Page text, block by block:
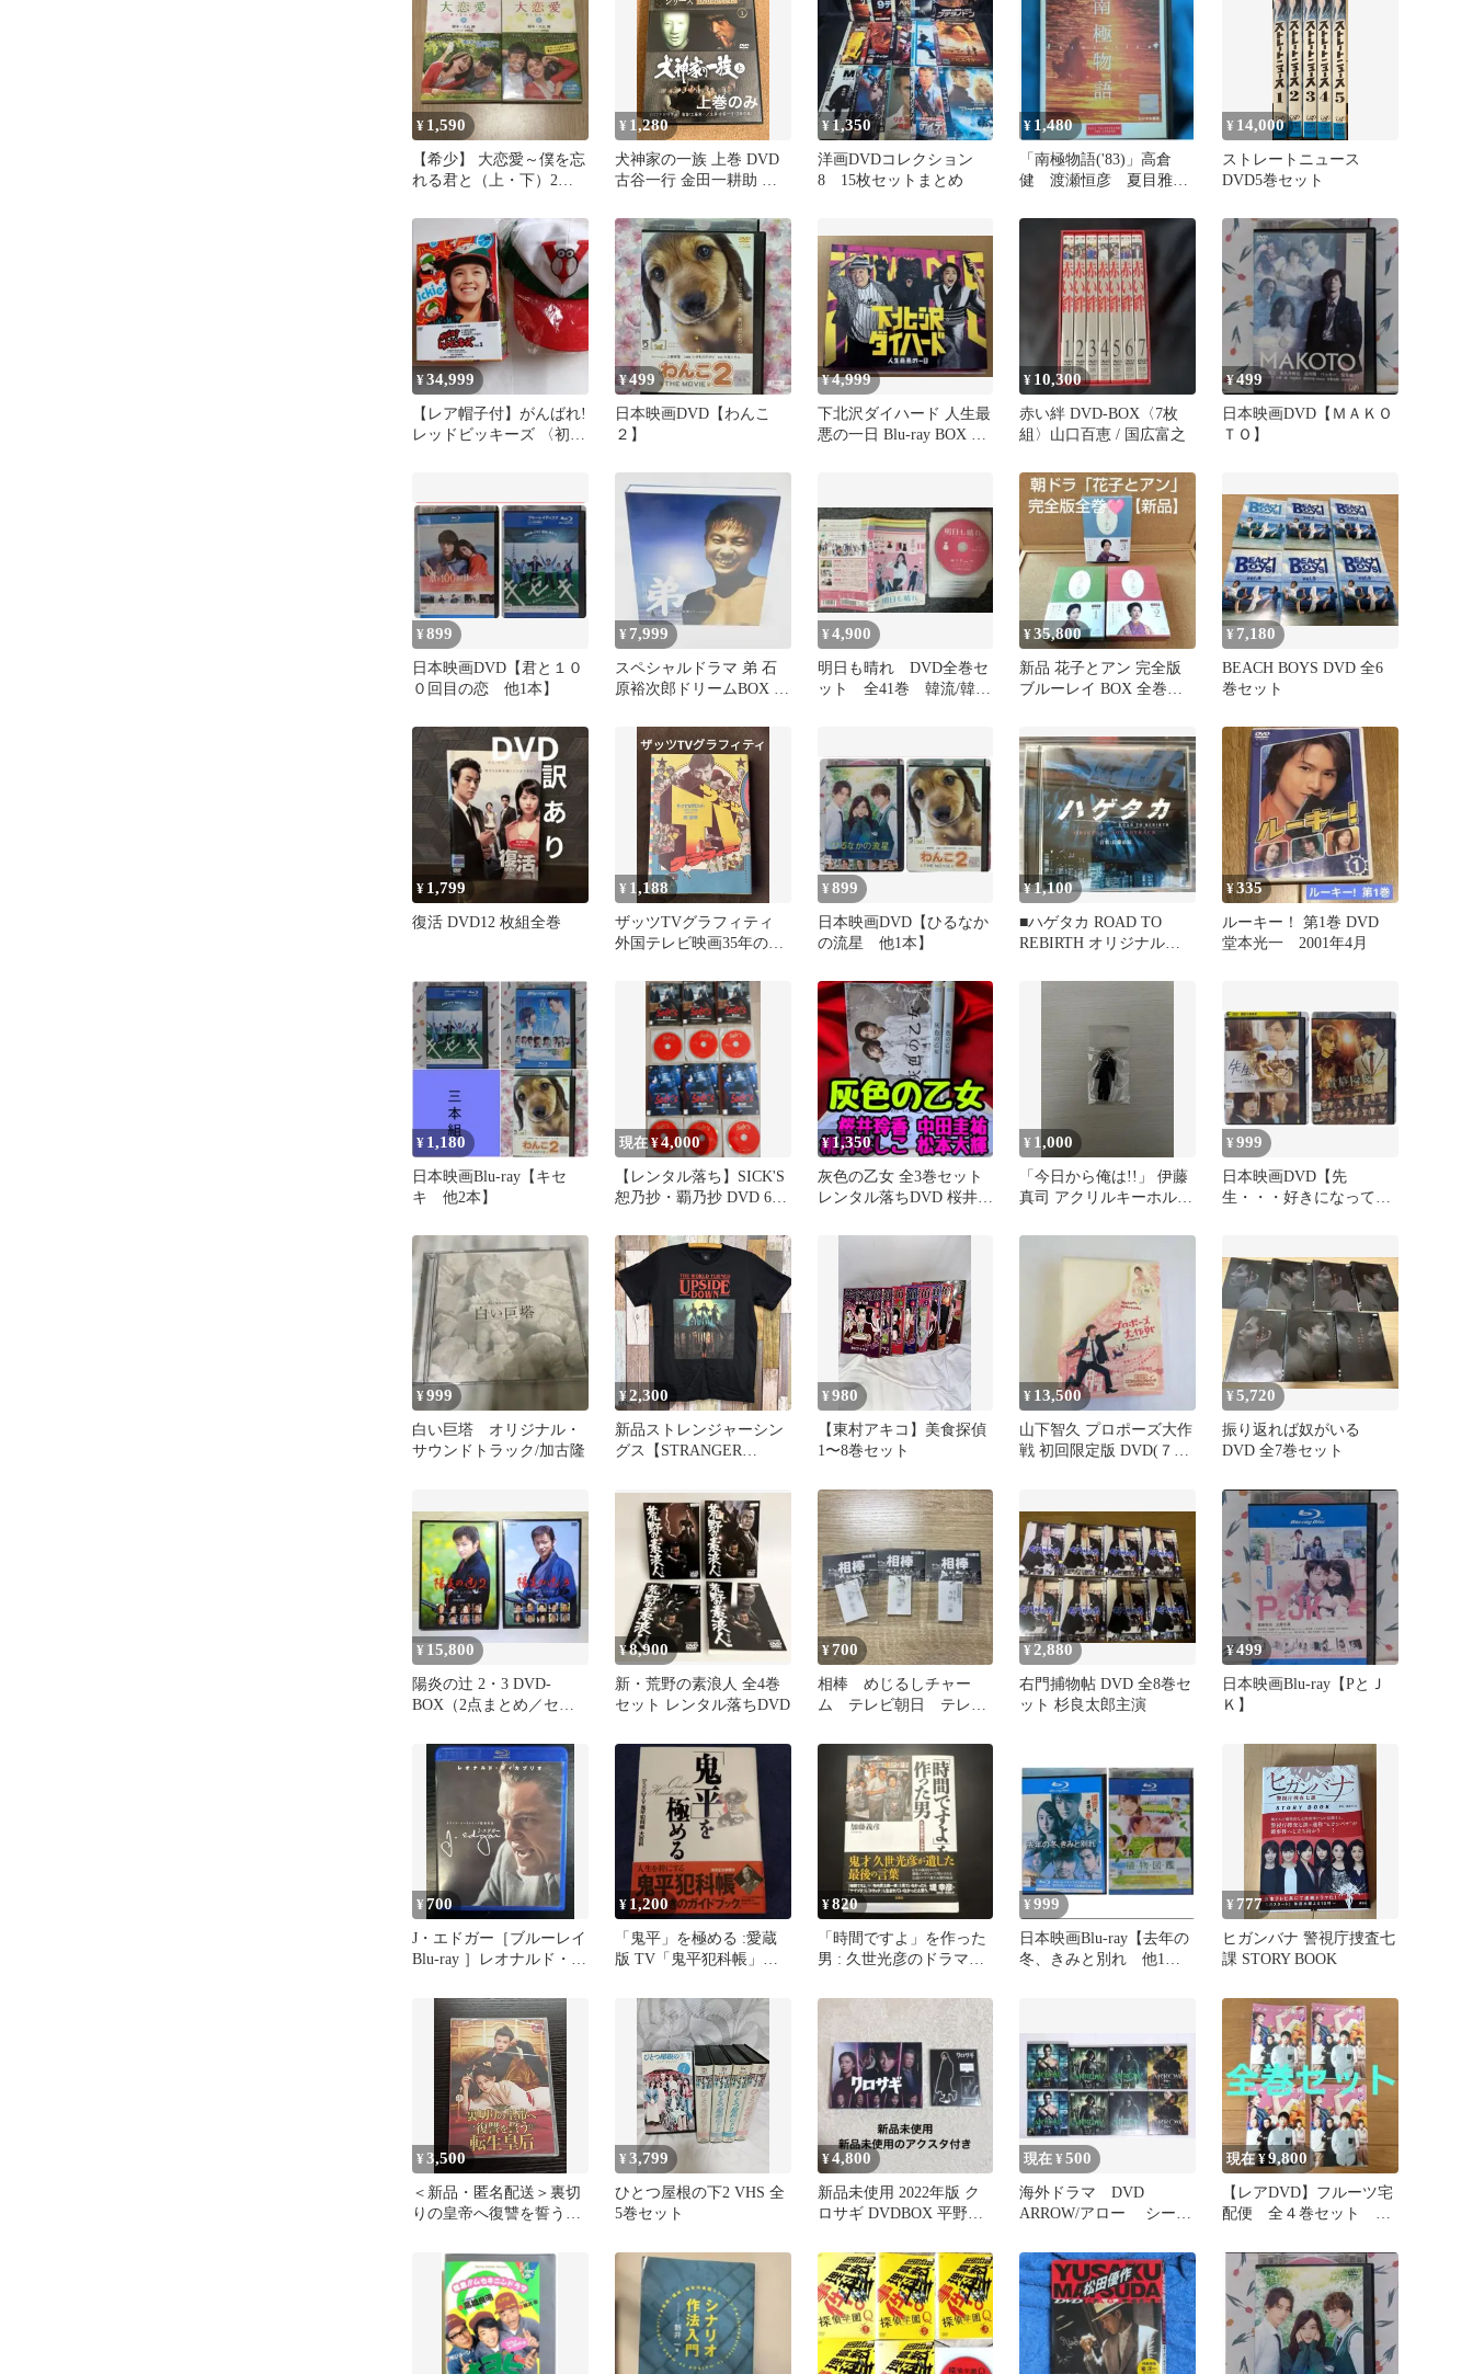
¥ 1,590
【希少】 大恋愛～僕を忘
れる君と（上・下）2冊
¥ 1,280
犬神家の一族 上巻 DVD
古谷一行 金田一耕助 横
¥1,350
洋画DVDコレクション
8 15枚セットまとめ
¥ 1,480
「南極物語('83)」高倉
健 渡瀬恒彦 夏目雅
¥ 14,000
ストレートニュース
DVD5巻セット
¥34,999
【レア帽子付】がんばれ!
レッドビッキーズ 〈初回
¥499
日本映画DVD【わんこ
２】
¥4,999
下北沢ダイハード 人生最
悪の一日 Blu-ray BOX 欠
¥ 10,300
赤い絆 DVD-BOX〈7枚
組〉山口百恵 / 国広富之
¥499
日本映画DVD【ＭＡＫＯ
ＴＯ】
¥899
日本映画DVD【君と１０
０回目の恋 他1本】
¥ 7,999
スペシャルドラマ 弟 石
原裕次郎ドリームBOX 識
¥4,900
明日も晴れ DVD全巻セ
ット 全41巻 韓流/韓国
¥35,800
新品 花子とアン 完全版
ブルーレイ BOX 全巻
¥ 7,180
BEACH BOYS DVD 全6
巻セット
¥ 1,799
復活 DVD12 枚組全巻
¥ 1,188
ザッツTVグラフィティ
外国テレビ映画35年のす
アート社
¥899
日本映画DVD【ひるなか
の流星 他1本】
¥1,100
■ハゲタカ ROAD TO
REBIRTH オリジナル・
¥335
ルーキー！ 第1巻 DVD
堂本光一 2001年4月
¥ 1,180
日本映画Blu-ray【キセ
キ 他2本】
現在 ¥4,000
【レンタル落ち】SICK'S
恕乃抄・覇乃抄 DVD 6巻
¥1,350
灰色の乙女 全3巻セット
レンタル落ちDVD 桜井玲
¥ 1,000
「今日から俺は!!」 伊藤
真司 アクリルキーホルダ
¥999
日本映画DVD【先
生・・・好きになっても
¥999
白い巨塔 オリジナル・
サウンドトラック/加古隆
¥2,300
新品ストレンジャーシン
グス【STRANGER
★KRAFT
¥980
【東村アキコ】美食探偵
1〜8巻セット
¥ 13,500
山下智久 プロポーズ大作
戦 初回限定版 DVD(７枚
¥5,720
振り返れば奴がいる
DVD 全7巻セット
¥ 15,800
陽炎の辻 2・3 DVD-
BOX（2点まとめ／セッ
¥8,900
新・荒野の素浪人 全4巻
セット レンタル落ちDVD
¥700
相棒 めじるしチャー
ム テレビ朝日 テレ
角田六郎 中園照生
¥2,880
右門捕物帖 DVD 全8巻セ
ット 杉良太郎主演
¥499
日本映画Blu-ray【PとＪ
Ｋ】
¥700
J・エドガー［ブルーレイ
Blu-ray ］レオナルド・デ
¥ 1,200
「鬼平」を極める :愛蔵
版 TV「鬼平犯科帳」大
¥820
「時間ですよ」を作った
男 : 久世光彦のドラマ世
¥ 999
日本映画Blu-ray【去年の
冬、きみと別れ 他1
¥ 777
ヒガンバナ 警視庁捜査七
課 STORY BOOK
¥3,500
＜新品・匿名配送＞裏切
りの皇帝へ復讐を誓う転
憎・復讐】
¥3,799
ひとつ屋根の下2 VHS 全
5巻セット
¥4,800
新品未使用 2022年版 ク
ロサギ DVDBOX 平野紫
現在 ¥500
海外ドラマ DVD
ARROW/アロー シーズ
現在 ¥9,800
【レアDVD】フルーツ宅
配便 全４巻セット 濱